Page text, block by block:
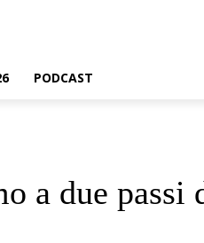
PODCAST
a due passi